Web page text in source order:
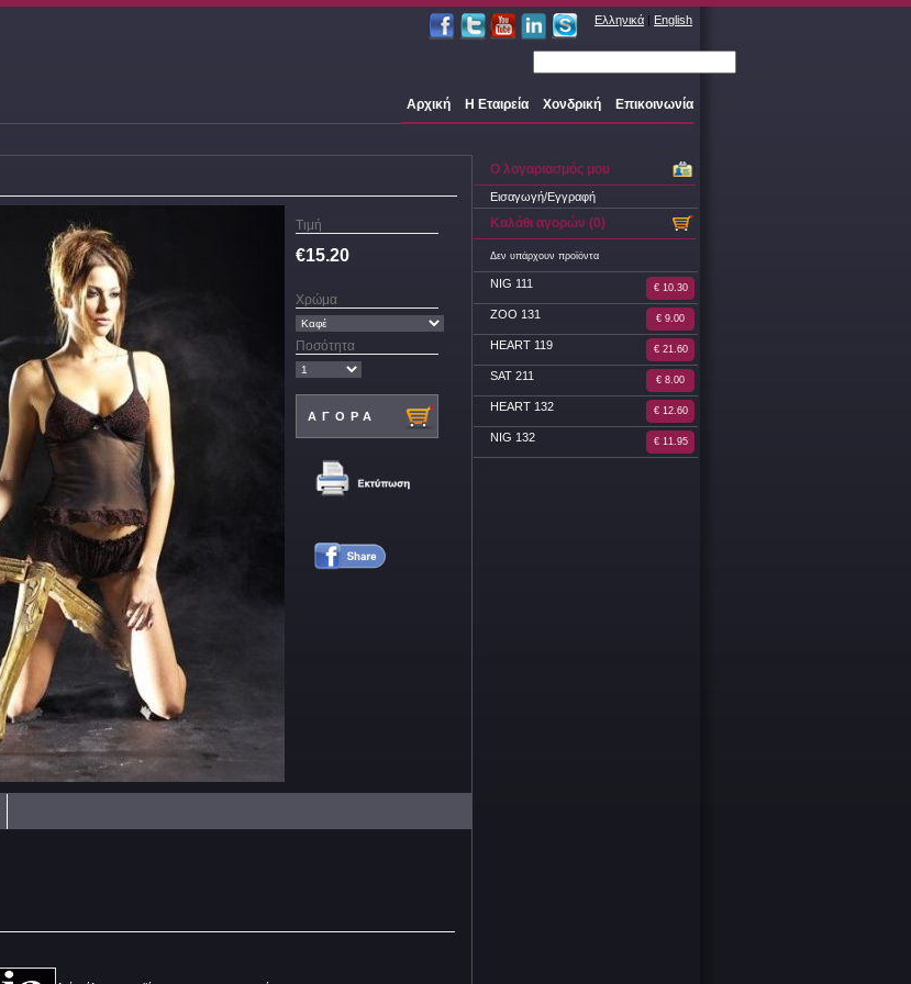
Ελληνικά | English
Αρχική Η Εταιρεία Χονδρική Επικοινωνία
Τιμή
€15.20
Χρώμα
Ποσότητα
Ο λογαριασμός μου
Εισαγωγή/Εγγραφή
Καλάθι αγορών (0)
Δεν υπάρχουν προϊόντα
NIG 111 € 10.30
ZOO 131 € 9.00
HEART 119 € 21.60
SAT 211 € 8.00
HEART 132 € 12.60
NIG 132 € 11.95